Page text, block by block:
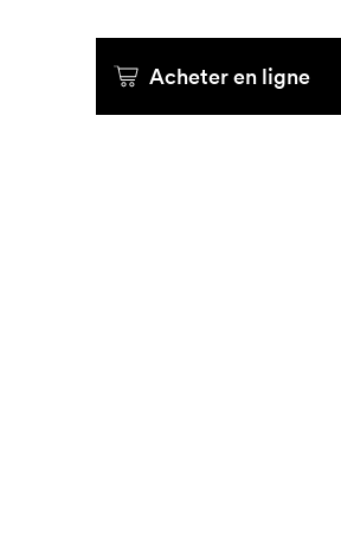
Acheter en ligne